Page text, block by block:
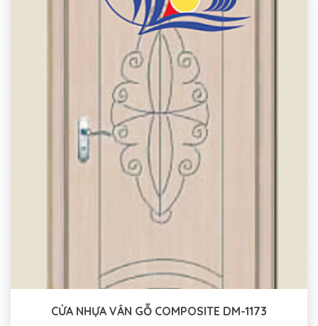
CỬA NHỰA VÂN GỖ COMPOSITE DM-1173